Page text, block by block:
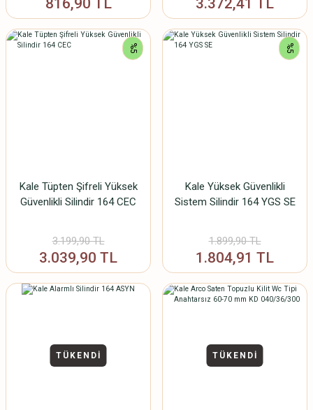
816,90 TL 3.372,41 TL
%5
Kale Tüpten Şifreli Yüksek
Güvenlikli Silindir 164 CEC
3.199,90 TL
3.039,90 TL
%5
Kale Yüksek Güvenlikli
Sistem Silindir 164 YGS SE
1.899,90 TL
1.804,91 TL
TÜKENDİ TÜKENDİ